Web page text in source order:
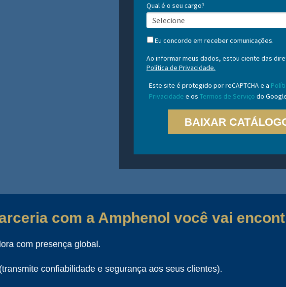
Qual é o seu cargo?
Eu concordo em receber comunicações.
Ao informar meus dados, estou ciente das
Política de Privacidade.
Este site é protegido por reCAPTCHA e a
Privacidade e os Termos de Serviço do
BAIXAR
com a Amphenol você vai
com presença global.
confiabilidade e segurança aos seus clientes).